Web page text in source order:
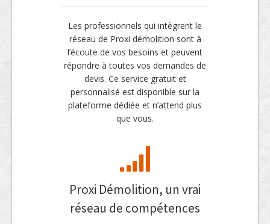
Les professionnels qui intègrent le
réseau de Proxi démolition sont à
l’écoute de vos besoins et peuvent
répondre à toutes vos demandes de
devis. Ce service gratuit et
personnalisé est disponible sur la
plateforme dédiée et n’attend plus
que vous.
Proxi Démolition, un vrai
réseau de compétences